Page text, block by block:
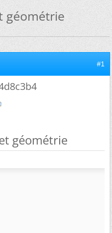
géométrie
#1
géométrie